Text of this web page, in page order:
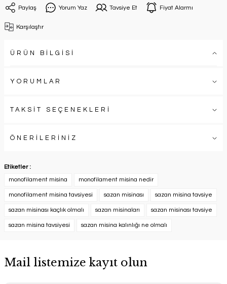
Paylaş Yorum Yaz Tavsiye Et Fiyat Alarmı
Karşılaştır
ÜRÜN BİLGİSİ
YORUMLAR
TAKSİT SEÇENEKLERİ
ÖNERİLERİNİZ
Etiketler :
monofilament misina
monofilament misina nedir
monofilament misina tavsiyesi sazan misinası sazan misina tavsiye
sazan misinası kaçlık olmalı sazan misinaları sazan misinası tavsiye
sazan misina tavsiyesi sazan misina kalınlığı ne olmalı
Mail listemize kayıt olun